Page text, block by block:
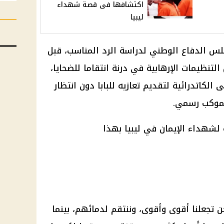
اكتشافها فى قصة شهداء
ليبيا
الدفاع الوطني لدراسة الرد المناسب، قبل
الإرهابية في درنة انتقاما للضحايا،
لتقديم تعازيه للبابا دون انتظار
لموكب رسمي.
أقوى وأقوى، وننتقم لدمائهم، بينما